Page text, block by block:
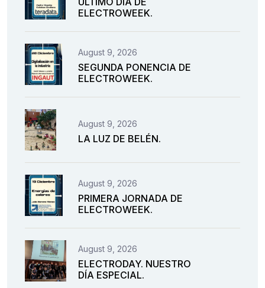
ELECTROWEEK.
August 9, 2026
SEGUNDA PONENCIA DE
ELECTROWEEK.
August 9, 2026
LA LUZ DE BELÉN.
August 9, 2026
PRIMERA JORNADA DE
ELECTROWEEK.
August 9, 2026
ELECTRODAY. NUESTRO
DÍA ESPECIAL.